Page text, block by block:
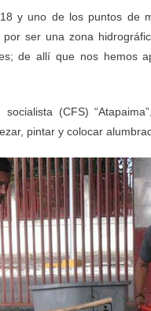
y uno de los puntos de
por ser una zona
de allí que nos hemos
(CFS)
pintar y colocar